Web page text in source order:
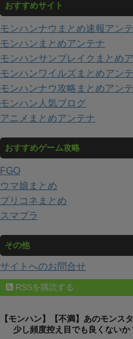
おすすめサイト
モンハンナウまとめ速報アン
モンハンまとめアンテナ
モンハンサンブレイクまとめ
モンハンワイルズまとめアン
モンハンナウ攻略まとめアン
モンハン人気ブログ
アニメまとめアンテナ
おすすめゲーム攻略
FGO
ウマ娘まとめ
プリコネまとめ
スマブラ
その他
サイトへのお問合せ
RSSを購読する
【モンハン】【不満】あのモンス
少し頻度控え目でも良くない